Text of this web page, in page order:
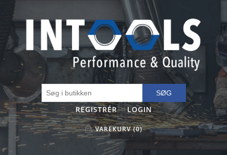
SØG
REGISTRÉR LOGIN
VAREKURV (0)